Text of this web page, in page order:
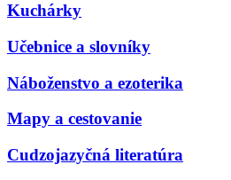
Kuchárky
Učebnice a slovníky
Náboženstvo a ezoterika
Mapy a cestovanie
Cudzojazyčná literatúra